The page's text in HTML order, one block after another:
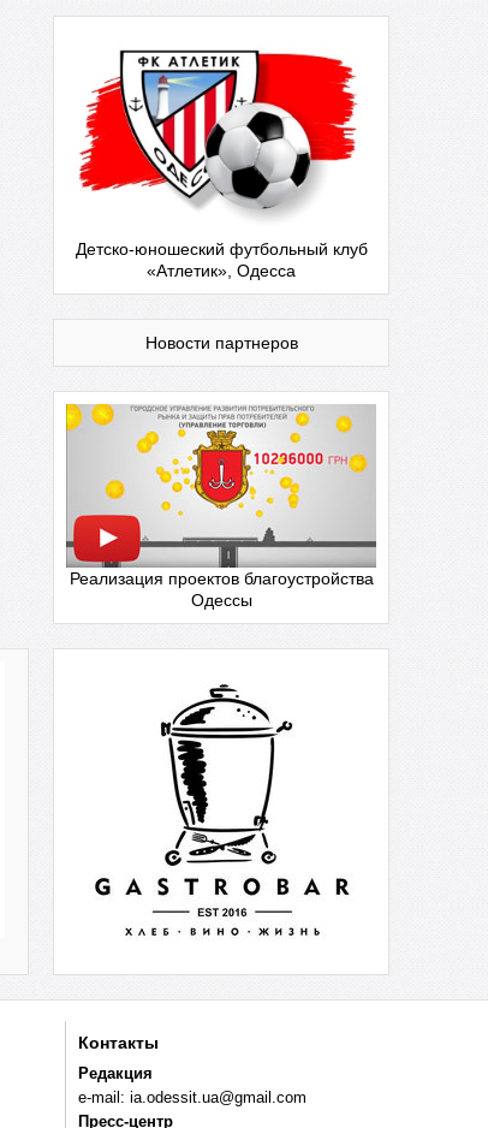
Детско-юношеский футбольный клуб
«Атлетик», Одесса
Новости партнеров
Реализация проектов благоустройства
Одессы
Контакты
Редакция
e-mail: ia.odessit.ua@gmail.com
Пресс-центр